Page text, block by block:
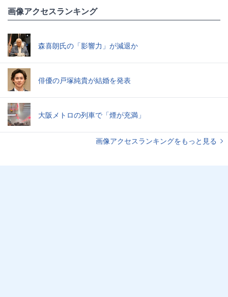
画像アクセスランキング
森喜朗氏の「影響力」が減退か
俳優の戸塚純貴が結婚を発表
大阪メトロの列車で「煙が充満」
画像アクセスランキングをもっと見る